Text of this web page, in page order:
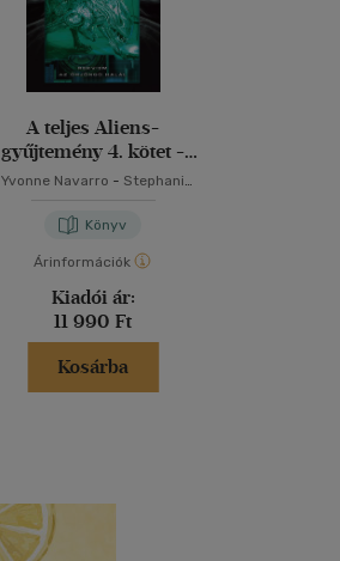
A teljes Aliens-
gyűjtemény 4. kötet -
Díszkiadás
Yvonne Navarro - Stephani
Könyv
Árinformációk
Kiadói ár:
11 990 Ft
Kosárba